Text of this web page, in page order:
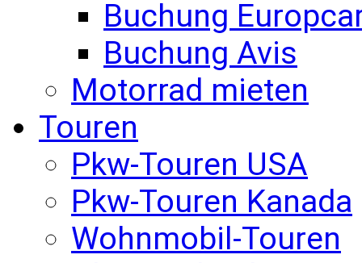
Buchung
Buchung Avis
Motorrad mieten
Touren
Pkw-Touren USA
Pkw-Touren Kanada
Wohnmobil-Touren